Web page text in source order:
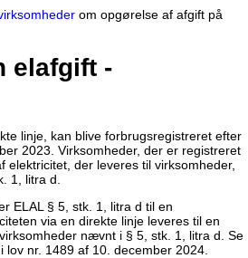
om opgørelse af afgift på
elafgift -
linje, kan blive forbrugsregistreret efter
2023. Virksomheder, der er registreret
der leveres til virksomheder,
1, litra d.
ELAL § 5, stk. 1, litra d til en
via en direkte linje leveres til en
nævnt i § 5, stk. 1, litra d. Se
nr. 1489 af 10. december 2024.